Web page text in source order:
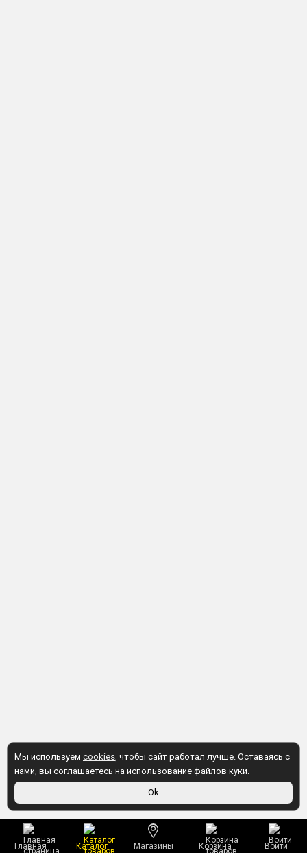
Главная Каталог Магазины Корзина Войти
Мы используем cookies, чтобы сайт работал лучше. Оставаясь с
нами, вы соглашаетесь на использование файлов куки.
Ok